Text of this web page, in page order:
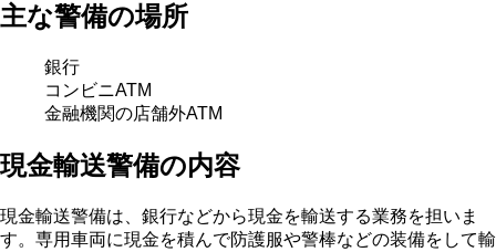
主な警備の場所
銀行
コンビニATM
金融機関の店舗外ATM
現金輸送警備の内容
現金輸送警備は、銀行などから現金を輸送する業務を担いま
す。専用車両に現金を積んで防護服や警棒などの装備をして輸